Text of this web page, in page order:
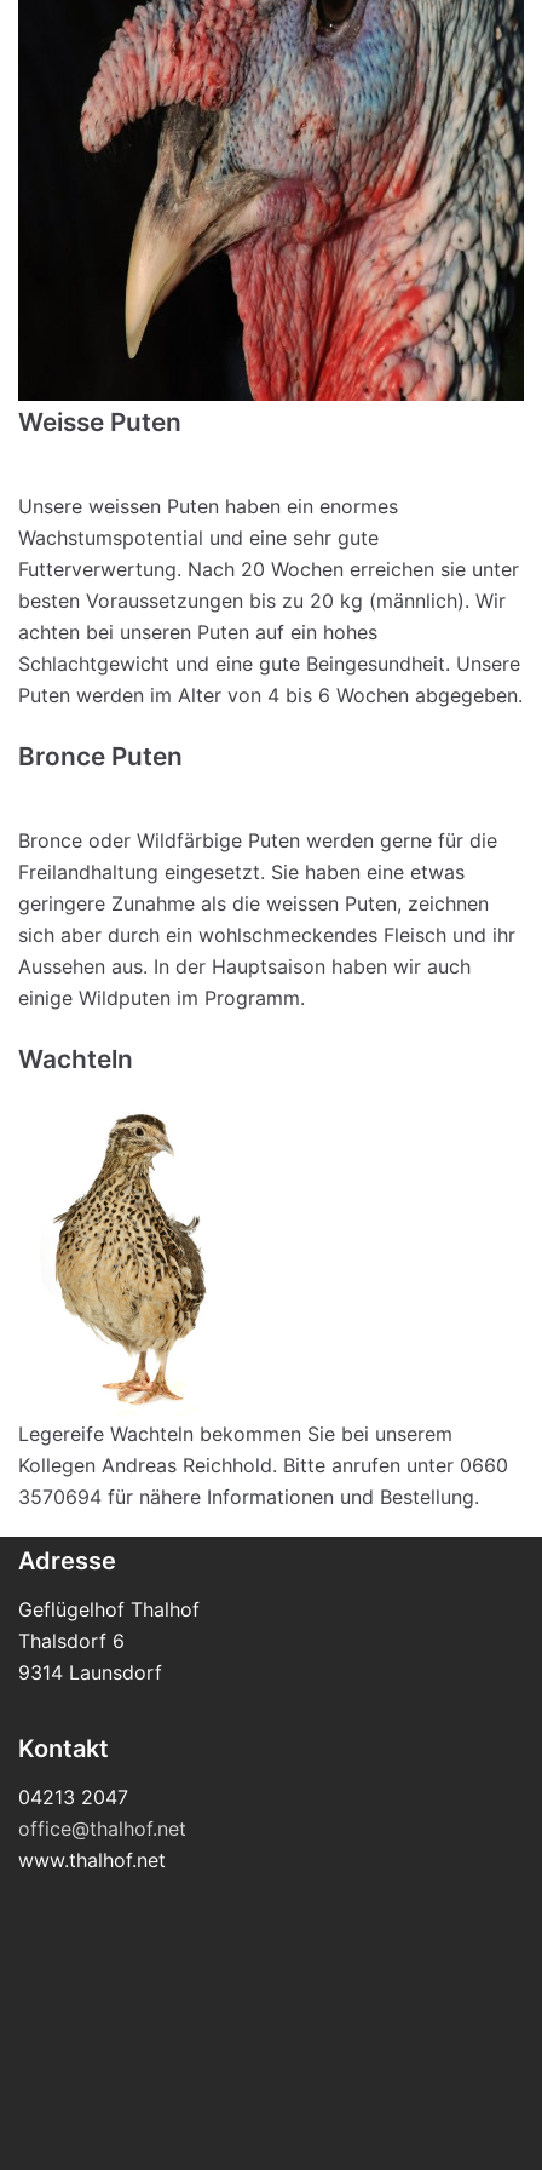
Weisse Puten
Unsere weissen Puten haben ein enormes
Wachstumspotential und eine sehr gute
Futterverwertung. Nach 20 Wochen erreichen sie unter
besten Voraussetzungen bis zu 20 kg (männlich). Wir
achten bei unseren Puten auf ein hohes
Schlachtgewicht und eine gute Beingesundheit. Unsere
Puten werden im Alter von 4 bis 6 Wochen abgegeben.
Bronce Puten
Bronce oder Wildfärbige Puten werden gerne für die
Freilandhaltung eingesetzt. Sie haben eine etwas
geringere Zunahme als die weissen Puten, zeichnen
sich aber durch ein wohlschmeckendes Fleisch und ihr
Aussehen aus. In der Hauptsaison haben wir auch
einige Wildputen im Programm.
Wachteln
Legereife Wachteln bekommen Sie bei unserem
Kollegen Andreas Reichhold. Bitte anrufen unter 0660
3570694 für nähere Informationen und Bestellung.
Adresse
Geflügelhof Thalhof
Thalsdorf 6
9314 Launsdorf
Kontakt
04213 2047
office@thalhof.net
www.thalhof.net